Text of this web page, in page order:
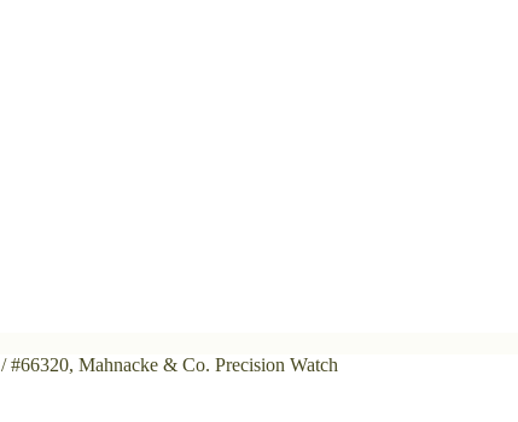
/ #66320, Mahnacke & Co. Precision Watch